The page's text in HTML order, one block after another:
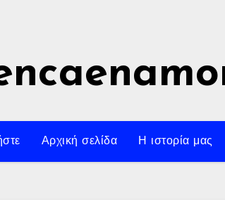
Αρχική σελίδα Η ιστορία μας